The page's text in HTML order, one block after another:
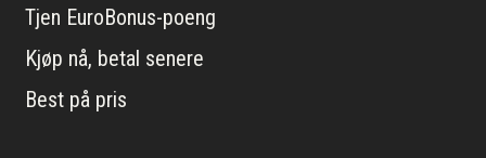
Tjen EuroBonus-poeng
Kjøp nå, betal senere
Best på pris